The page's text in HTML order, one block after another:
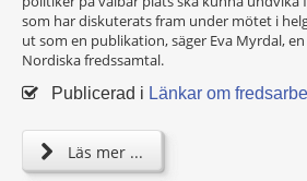
som har diskuterats fram under mötet i
ut som en publikation, säger Eva Myrdal,
Nordiska fredssamtal.
Publicerad i Länkar om
Läs mer ...